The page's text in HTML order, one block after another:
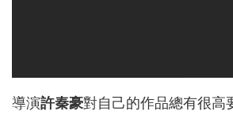
導演許秦豪對自己的作品總有很高